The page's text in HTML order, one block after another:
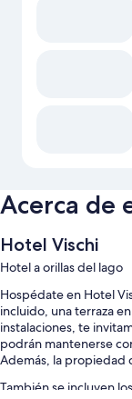
Acerca de
Hotel Vischi
Hotel a orillas del lago
Hospédate en Hotel
incluido, una terraza
instalaciones, te
podrán mantenerse
Además, la propiedad
También se incluyen